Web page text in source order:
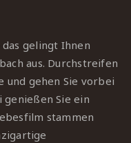
das gelingt Ihnen
aus. Durchstreifen
und gehen Sie vorbei
genießen Sie ein
stammen